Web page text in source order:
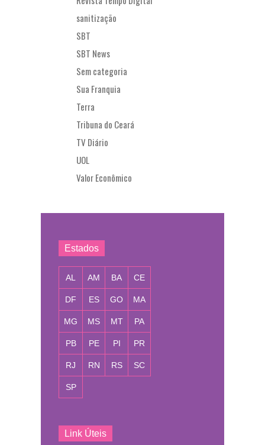
sanitização
SBT
SBT News
Sem categoria
Sua Franquia
Terra
Tribuna do Ceará
TV Diário
UOL
Valor Econômico
Estados
AL AM BA CE
DF ES GO MA
MG MS MT PA
PB PE PI PR
RJ RN RS SC
SP
Link Úteis